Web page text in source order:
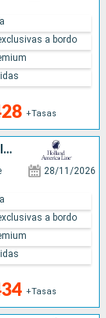
+Tasas
a bordo
PUERTO RICO, BAHAMAS, ESTADOS UNIDOS
28/11/2026
+Tasas
a bordo